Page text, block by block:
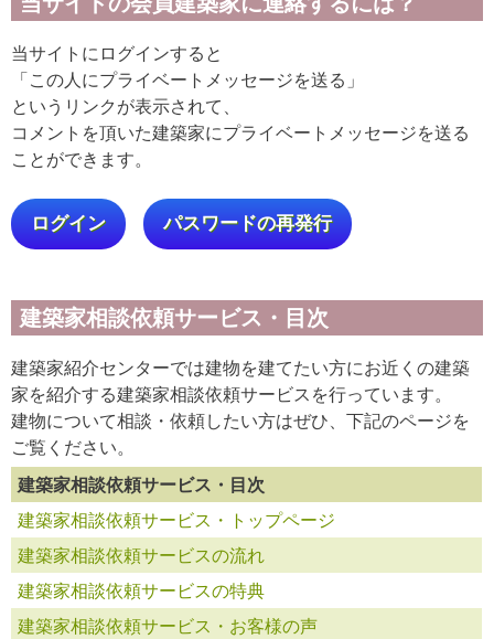
当サイトにログインすると
「この人にプライベートメッセージを送る」
というリンクが表示されて、
コメントを頂いた建築家にプライベートメッセージを送る
ことができます。
ログイン パスワードの再発行
建築家相談依頼サービス・目次
建築家紹介センターでは建物を建てたい方にお近くの建築
家を紹介する建築家相談依頼サービスを行っています。
建物について相談・依頼したい方はぜひ、下記のページを
ご覧ください。
建築家相談依頼サービス・目次
建築家相談依頼サービス・トップページ
建築家相談依頼サービスの流れ
建築家相談依頼サービスの特典
建築家相談依頼サービス・お客様の声